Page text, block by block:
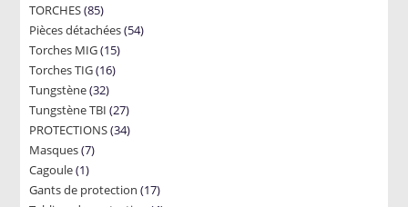
products
TORCHES 8585
products
Pièces détachées 5454
Torches MIG 1515
Torches TIG 1616
Tungstène 3232
products
Tungstène TBI 2727
products
PROTECTIONS 3434
Masques 77
Cagoule 11
product
Gants de protection 1717